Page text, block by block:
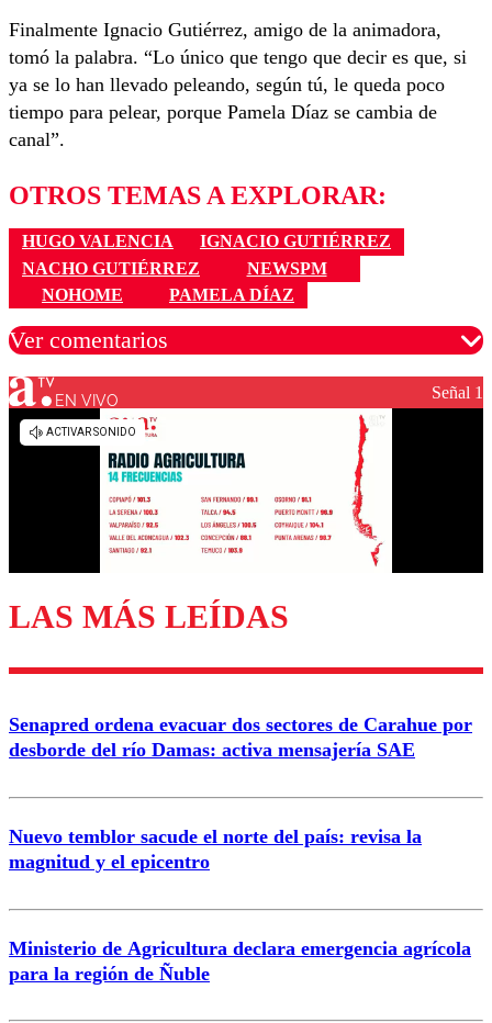
Finalmente Ignacio Gutiérrez, amigo de la animadora,
tomó la palabra. “Lo único que tengo que decir es que, si
ya se lo han llevado peleando, según tú, le queda poco
tiempo para pelear, porque Pamela Díaz se cambia de
canal”.
OTROS TEMAS A EXPLORAR:
HUGO VALENCIA
IGNACIO GUTIÉRREZ
NACHO GUTIÉRREZ
NEWSPM
NOHOME
PAMELA DÍAZ
Ver comentarios
Los comentarios son moderados para garantizar un
Enviar comentario
EN VIVO Señal 1
LAS MÁS LEÍDAS
Senapred ordena evacuar dos sectores de Carahue por
desborde del río Damas: activa mensajería SAE
Nuevo temblor sacude el norte del país: revisa la
magnitud y el epicentro
Ministerio de Agricultura declara emergencia agrícola
para la región de Ñuble